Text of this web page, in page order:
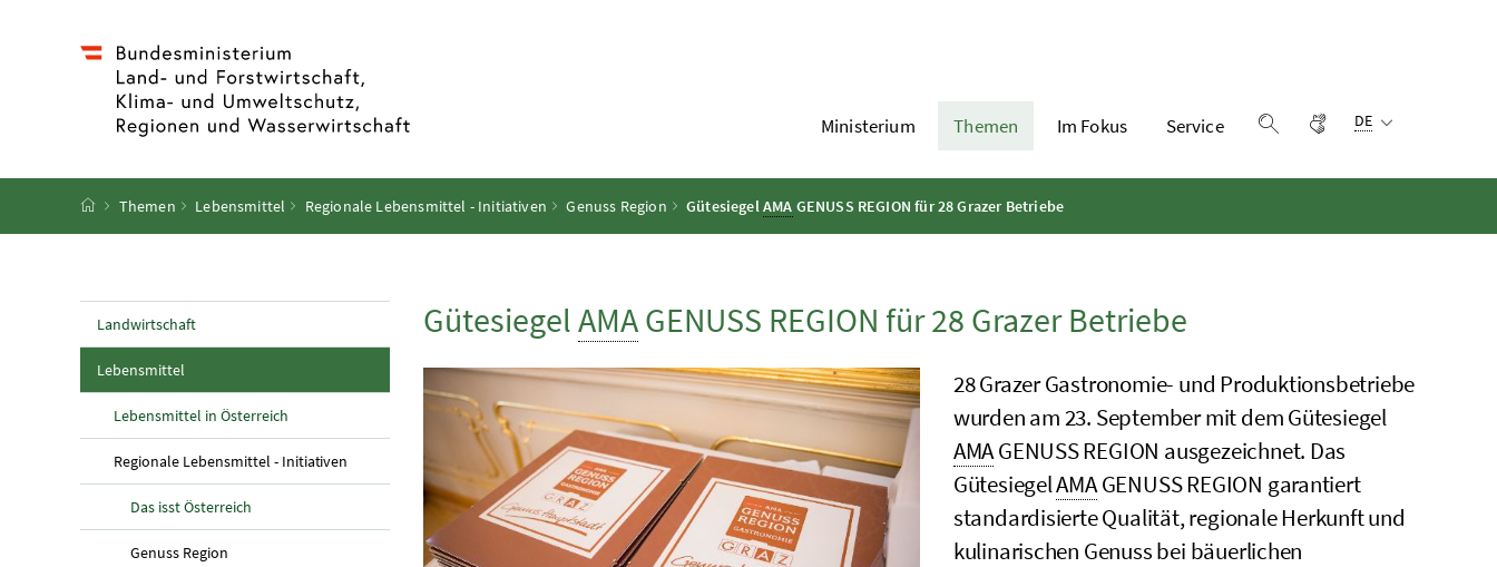
Ministerium Themen Im Fokus
Service
Gebärdensprache
DE
Startseite
Themen Lebensmittel Regionale Lebensmittel - Initiativen Genuss Region GütesiegelAMA GENUSS REGION für 28 Grazer Betriebe
Landwirtschaft
Lebensmittel(aktuelle Seite)
Lebensmittel in Österreich
Regionale Lebensmittel - Initiativen
Das isst Österreich
Genuss Region(aktuelle Seite)
GütesiegelAMAGENUSS REGION für 28 Grazer Betriebe
28 Grazer Gastronomie- und Produktionsbetriebe
wurden am 23. September mit dem Gütesiegel
AMAGENUSS REGION ausgezeichnet. Das
GütesiegelAMAGENUSS REGION garantiert
standardisierte Qualität, regionale Herkunft und
kulinarischen Genuss bei bäuerlichen